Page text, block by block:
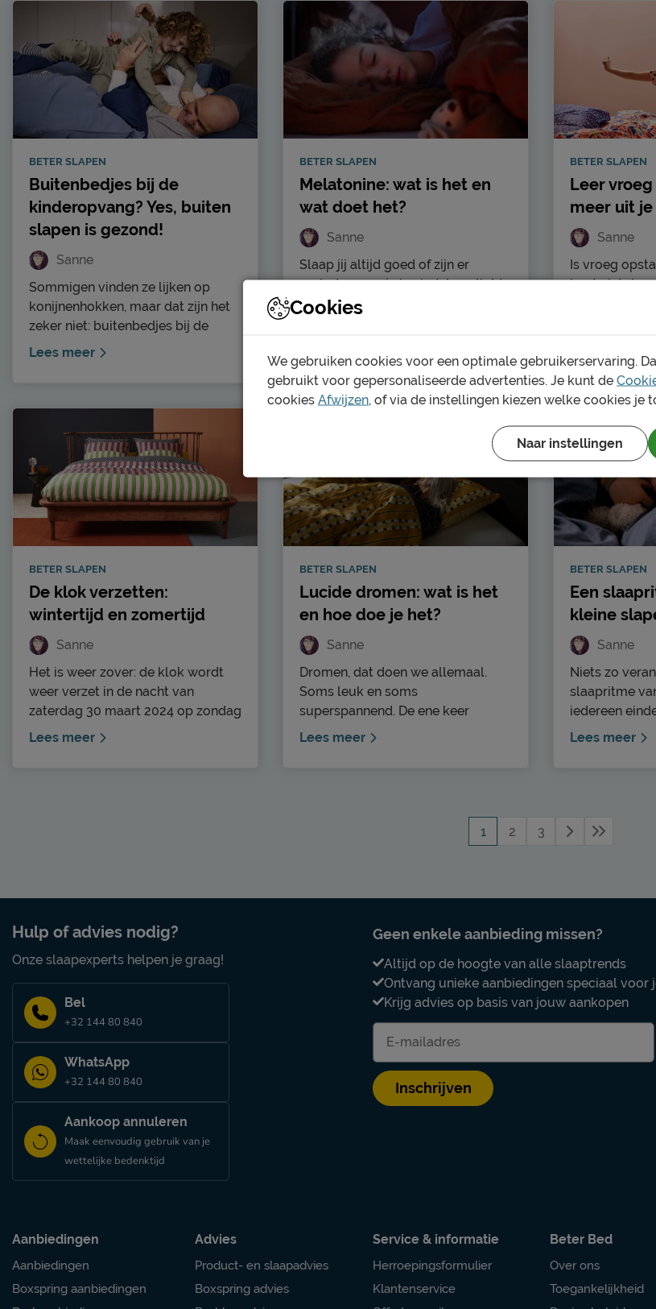
wereld somnambulisme genoemd,
valt samen met bijvoorbeeld
bedplassen en snurken binnen de
categorie parasomnieën:
verstoringen van de slaap door
vreemde gedragingen. Ben jij een
slaapwandelaar? Of ken je iemand
dan snel verder!
het zijn dat je partner last heeft van
nachtangst. Maar wat moet je dan
wel doen als jij, je partner of je kind
hier last van heeft? In deze blog
leggen we je uit wat nachtangst is,
wat de oorzaken zijn en geven we
tips voor het omgaan met
komen. Hier
precies is,
geven we
BETER SLAPEN
Buitenbedjes bij de
kinderopvang? Yes, buiten
slapen is gezond!
Sanne
Sommigen vinden ze lijken op
konijnenhokken, maar dat zijn het
zeker niet: buitenbedjes bij de
kinderopvang. In Scandinavische
bekend. Toch kan buiten slapen
juist heel goed zijn. In dit
blogartikel vertellen we je er alles
over.
Lees meer
BETER SLAPEN
Melatonine: wat is het en
wat doet het?
Sanne
Slaap jij altijd goed of zijn er
periodes waarin je eindeloos ligt te
staren naar het plafond? Of erger
het hormoon melatonine bij jou
niet goed werkt. Van nature is
melatonine een slaaphormoon dat
zorgt ervoor dat je slaperig wordt,
zodra het donker wordt. Daarnaast
zorgt melatonine ervoor dat je
goed kunt doorslapen. In dit blog
lees je álles over melatonine.
BETER SLAPEN
Leer
meer uit je
Sanne
Is vroeg
bent niet de
vroeg
voordelen
wetenschap
rituelen zelfs
stabieler. Zou
voor uit en
vroeg op
BETER SLAPEN
De klok verzetten:
wintertijd en zomertijd
Sanne
Het is weer zover: de klok wordt
weer verzet in de nacht van
zaterdag 30 maart 2024 op zondag
31 maart 2024. Waarom doen we
Lees meer
BETER SLAPEN
Lucide dromen: wat is het
en hoe doe je het?
Sanne
Dromen, dat doen we allemaal.
Soms leuk en soms
superspannend. De ene keer
herinner je je elk detail en de
Hierdoor ben je zelfs in staat om je
dromen te sturen. In dit blogartikel
Lees meer
BETER SLAPEN
Een
kleine
Sanne
Niets zo
slaapritme
iedereen
dan niet gek
balans heeft
Lees meer
1 2 3
Hulp of advies nodig?
Onze slaapexperts helpen je graag!
Bel
+32 144 80 840
WhatsApp
+32 144 80 840
Aankoop annuleren
Maak eenvoudig gebruik van je
wettelijke bedenktijd
Geen enkele aanbieding missen?
Altijd op de hoogte van alle slaaptrends
Ontvang unieke aanbiedingen speciaal voor
Krijg advies op basis van jouw aankopen
Inschrijven
Aanbiedingen
Aanbiedingen
Boxspring aanbiedingen
Advies
Product- en slaapadvies
Boxspring advies
Service & informatie
Herroepingsformulier
Klantenservice
Beter Bed
Over ons
Toegankelijkheid
Cookies
We gebruiken cookies voor een optimale gebruikerservaring.
gebruikt voor gepersonaliseerde advertenties. Je kunt de
cookies Afwijzen, of via de instellingen kiezen welke cookies je
Naar instellingen